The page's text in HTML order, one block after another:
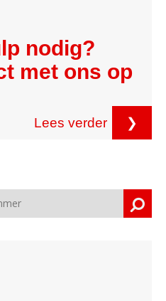
nodig?
met ons op
Lees verder ❯